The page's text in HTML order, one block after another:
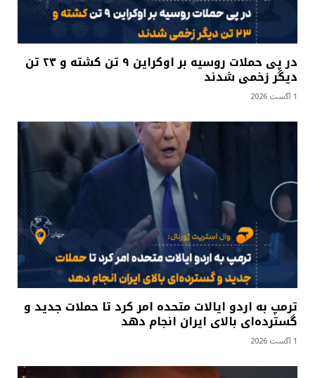
در پی حملات روسیه بر اوکراین ۹ تن کشته و ۲۳ تن
دیگر زخمی شدند
1 آگست 2026
ترمپ به اردو ایالات متحده امر کرد تا حملات جدید و
گسترده‌ای بالای ایران انجام دهد
1 آگست 2026